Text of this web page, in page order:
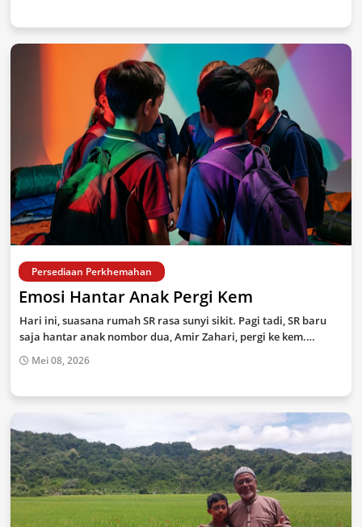
Persediaan Perkhemahan
Emosi Hantar Anak Pergi Kem
Hari ini, suasana rumah SR rasa sunyi sikit. Pagi tadi, SR baru
saja hantar anak nombor dua, Amir Zahari, pergi ke kem.…
Mei 08, 2026